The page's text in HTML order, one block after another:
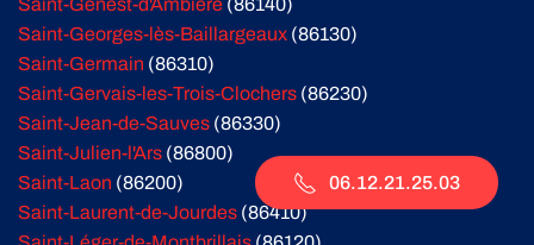
Saint-Genest-d'Ambière (86140)
Saint-Georges-lès-Baillargeaux (86130)
Saint-Germain (86310)
Saint-Gervais-les-Trois-Clochers (86230)
Saint-Jean-de-Sauves (86330)
Saint-Julien-l'Ars (86800)
Saint-Laon (86200)
Saint-Laurent-de-Jourdes (86410)
06.12.21.25.03